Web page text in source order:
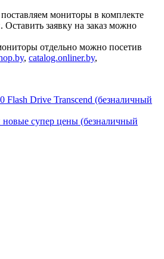
мониторы в комплекте
заявку на заказ можно
отдельно можно посетив
, catalog.onliner.by,
Flash Drive Transcend (безналичный
новые супер цены (безналичный